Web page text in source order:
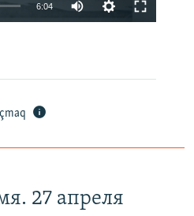
6:04
27 апреля